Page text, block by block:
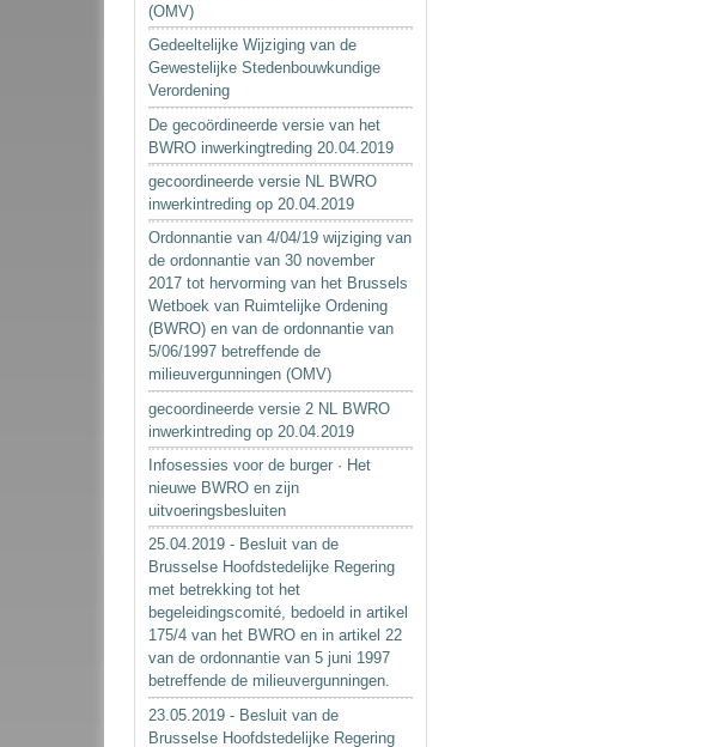
(OMV)
Gedeeltelijke Wijziging van de
Gewestelijke Stedenbouwkundige
Verordening
De gecoördineerde versie van het
BWRO inwerkingtreding 20.04.2019
gecoordineerde versie NL BWRO
inwerkintreding op 20.04.2019
Ordonnantie van 4/04/19 wijziging van
de ordonnantie van 30 november
2017 tot hervorming van het Brussels
Wetboek van Ruimtelijke Ordening
(BWRO) en van de ordonnantie van
5/06/1997 betreffende de
milieuvergunningen (OMV)
gecoordineerde versie 2 NL BWRO
inwerkintreding op 20.04.2019
Infosessies voor de burger · Het
nieuwe BWRO en zijn
uitvoeringsbesluiten
25.04.2019 - Besluit van de
Brusselse Hoofdstedelijke Regering
met betrekking tot het
begeleidingscomité, bedoeld in artikel
175/4 van het BWRO en in artikel 22
van de ordonnantie van 5 juni 1997
betreffende de milieuvergunningen.
23.05.2019 - Besluit van de
Brusselse Hoofdstedelijke Regering